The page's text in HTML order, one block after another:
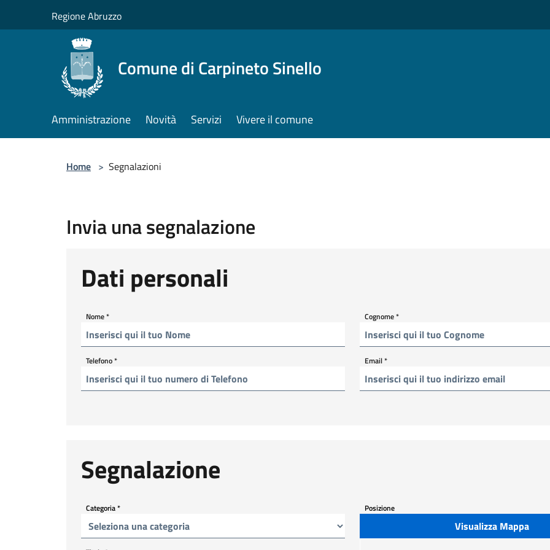
Regione Abruzzo
Comune di Carpineto Sinello
Amministrazione Novità Servizi Vivere il comune
Home > Segnalazioni
Invia una segnalazione
Dati personali
Nome* Cognome*
Telefono* Email*
Segnalazione
Categoria* Posizione
Visualizza Mappa